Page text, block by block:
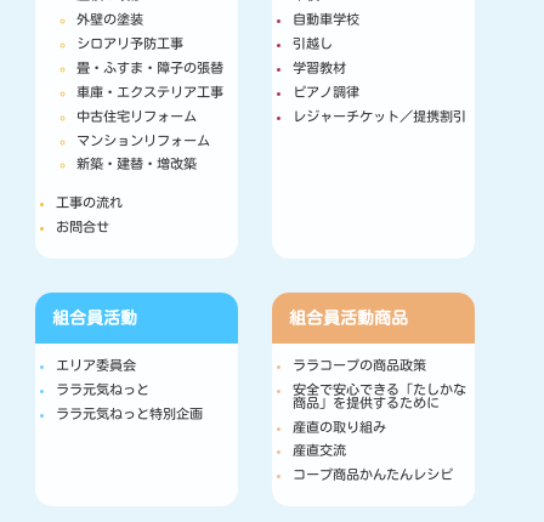
外壁の塗装
シロアリ予防工事
畳・ふすま・障子の張替
車庫・エクステリア工事
中古住宅リフォーム
マンションリフォーム
新築・建替・増改築
工事の流れ
お問合せ
自動車学校
引越し
学習教材
ピアノ調律
レジャーチケット／提携割引
組合員活動
エリア委員会
ララ元気ねっと
ララ元気ねっと特別企画
組合員活動商品
ララコープの商品政策
安全で安心できる「たしかな
商品」を提供するために
産直の取り組み
産直交流
コープ商品かんたんレシピ